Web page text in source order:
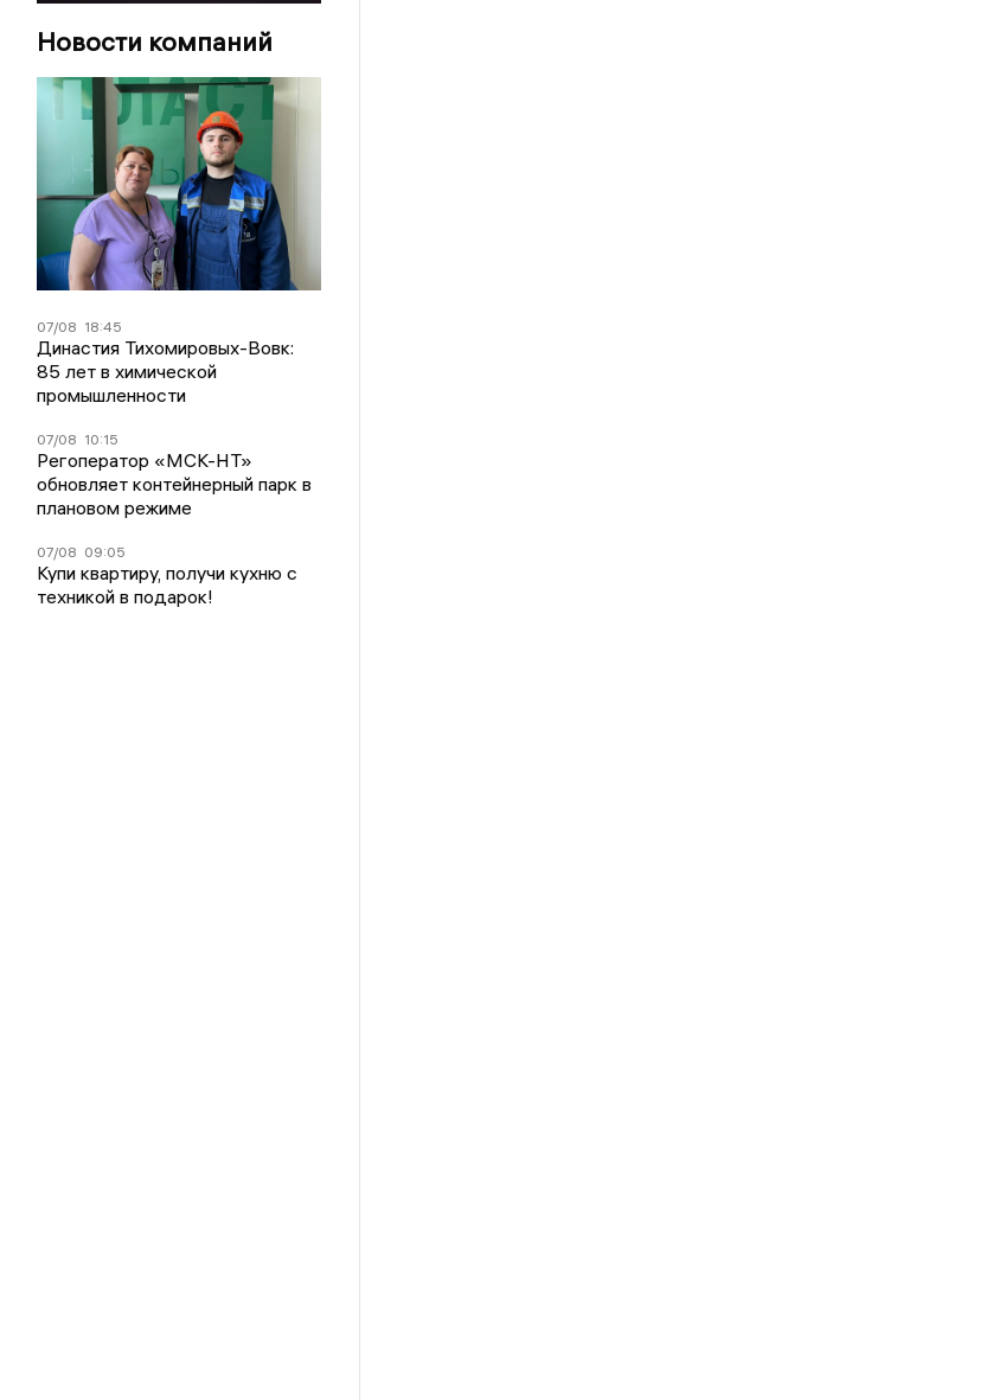
Новости компаний
07/08 18:45
Династия Тихомировых-Вовк:
85 лет в химической
промышленности
07/08 10:15
Регоператор «МСК-НТ»
обновляет контейнерный парк в
плановом режиме
07/08 09:05
Купи квартиру, получи кухню с
техникой в подарок!